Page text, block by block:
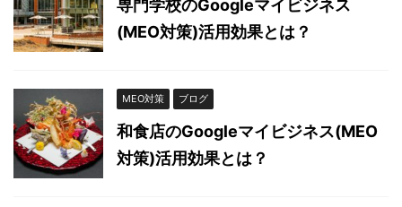
専門学校のGoogleマイビジネス
(MEO対策)活用効果とは？
MEO対策 ブログ
和食店のGoogleマイビジネス(MEO
対策)活用効果とは？